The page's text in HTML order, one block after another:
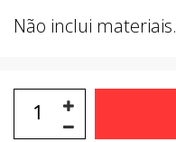
Não inclui materiais.